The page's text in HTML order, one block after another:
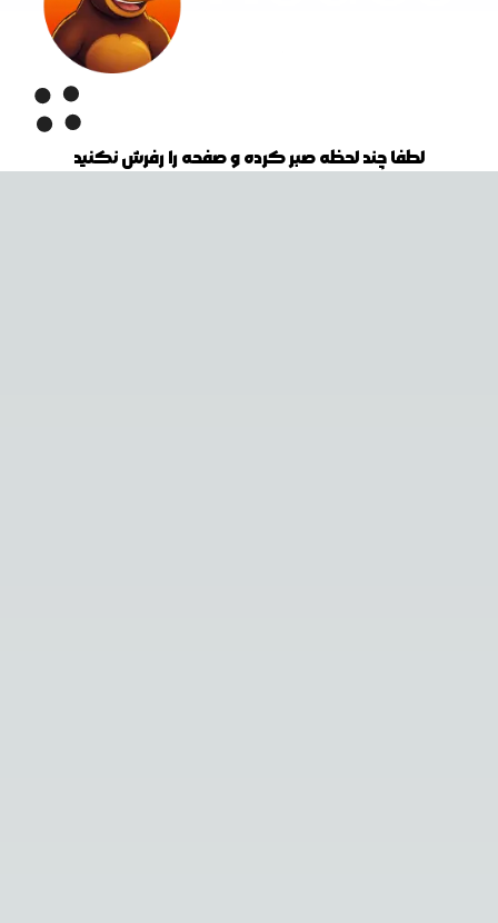
لطفا چند لحظه صبر کرده و صفحه را رفرش نکنید